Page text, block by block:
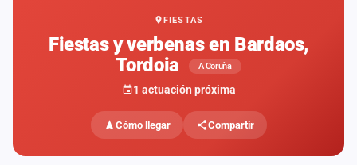
FIESTAS
Fiestas y verbenas en Bardaos,
Tordoia
A Coruña
1 actuación próxima
Cómo llegar Compartir
fiestas
Agencias